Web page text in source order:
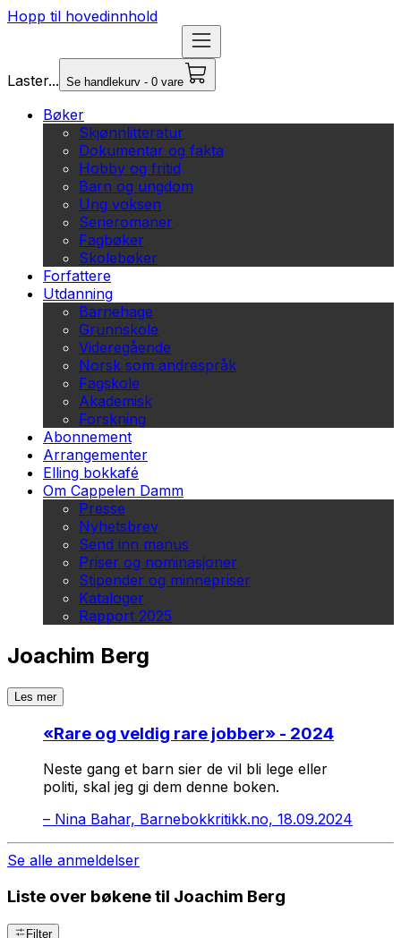
Hopp til hovedinnhold
Laster... Se handlekurv - 0 vare
Bøker
Skjønnlitteratur
Dokumentar og fakta
Hobby og fritid
Barn og ungdom
Ung voksen
Serieromaner
Fagbøker
Skolebøker
Forfattere
Utdanning
Barnehage
Grunnskole
Videregående
Norsk som andrespråk
Fagskole
Akademisk
Forskning
Abonnement
Arrangementer
Elling bokkafé
Om Cappelen Damm
Presse
Nyhetsbrev
Send inn manus
Priser og nominasjoner
Stipender og minnepriser
Kataloger
Rapport 2025
Joachim Berg
Les mer
«Rare og veldig rare jobber» - 2024
Neste gang et barn sier de vil bli lege eller
politi, skal jeg gi dem denne boken.
– Nina Bahar, Barnebokkritikk.no, 18.09.2024
Se alle anmeldelser
Liste over bøkene til Joachim Berg
Filter